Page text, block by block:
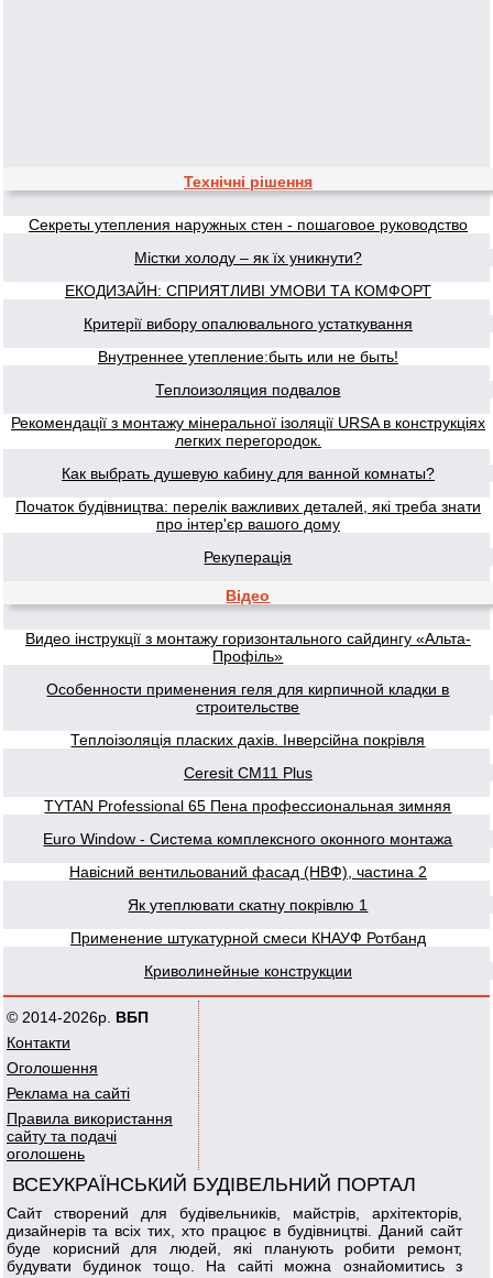
Технічні рішення
Секреты утепления наружных стен - пошаговое руководство
Містки холоду – як їх уникнути?
ЕКОДИЗАЙН: СПРИЯТЛИВІ УМОВИ ТА КОМФОРТ
Критерії вибору опалювального устаткування
Внутреннее утепление:быть или не быть!
Теплоизоляция подвалов
Рекомендації з монтажу мінеральної ізоляції URSA в конструкціях
легких перегородок.
Как выбрать душевую кабину для ванной комнаты?
Початок будівництва: перелік важливих деталей, які треба знати
про інтер'єр вашого дому
Рекуперація
Відео
Видео інструкції з монтажу горизонтального сайдингу «Альта-
Профіль»
Особенности применения геля для кирпичной кладки в
строительстве
Теплоізоляція пласких дахів. Інверсійна покрівля
Ceresit CM11 Plus
TYTAN Professional 65 Пена профессиональная зимняя
Euro Window - Система комплексного оконного монтажа
Навісний вентильований фасад (НВФ), частина 2
Як утеплювати скатну покрівлю 1
Применение штукатурной смеси КНАУФ Ротбанд
Криволинейные конструкции
© 2014-2026р. ВБП
Контакти
Оголошення
Реклама на сайті
Правила використання
сайту та подачі
оголошень
ВСЕУКРАЇНСЬКИЙ БУДІВЕЛЬНИЙ ПОРТАЛ
Сайт створений для будівельників, майстрів, архітекторів,
дизайнерів та всіх тих, хто працює в будівництві. Даний сайт
буде корисний для людей, які планують робити ремонт,
будувати будинок тощо. На сайті можна ознайомитись з